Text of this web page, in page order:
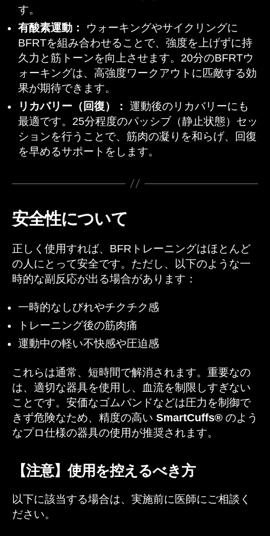
す。
有酸素運動：
ウォーキングやサイクリングに
BFRTを組み合わせることで、強度を上げずに持
久力と筋トーンを向上させます。20分のBFRTウ
ォーキングは、高強度ワークアウトに匹敵する効
果が期待できます。
リカバリー（回復）： 運動後のリカバリーにも
最適です。25分程度のパッシブ（静止状態）セッ
ションを行うことで、筋肉の凝りを和らげ、回復
を早めるサポートをします。
安全性について
正しく使用すれば、BFRトレーニングはほとんど
の人にとって安全です。ただし、以下のような一
時的な副反応が出る場合があります：
一時的なしびれやチクチク感
トレーニング後の筋肉痛
運動中の軽い不快感や圧迫感
これらは通常、短時間で解消されます。重要なの
は、適切な器具を使用し、血流を制限しすぎない
ことです。安価なゴムバンドなどは圧力を制御で
きず危険なため、精度の高い SmartCuffs® のよう
なプロ仕様の器具の使用が推奨されます。
【注意】使用を控えるべき方
以下に該当する場合は、実施前に医師にご相談く
ださい。